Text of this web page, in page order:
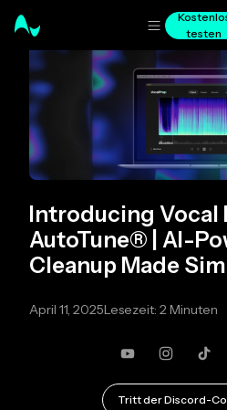
testen
Introducing Vocal
AutoTune® | AI-
Cleanup Made
April 11, 2025Lesezeit: 2 Minuten
YouTube
Tritt der Discord-